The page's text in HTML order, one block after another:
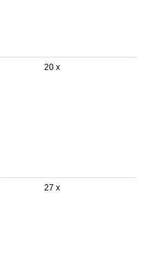
20 x
27 x